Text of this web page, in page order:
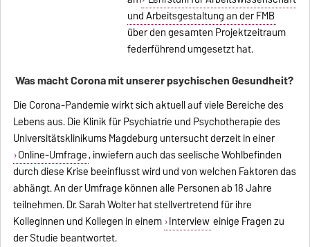
und Arbeitsgestaltung an der FMB
über den gesamten Projektzeitraum
federführend umgesetzt hat.
Was macht Corona mit unserer psychischen Gesundheit?
Die Corona-Pandemie wirkt sich aktuell auf viele Bereiche des
Lebens aus. Die Klinik für Psychiatrie und Psychotherapie des
Universitätsklinikums Magdeburg untersucht derzeit in einer
Online-Umfrage, inwiefern auch das seelische Wohlbefinden
durch diese Krise beeinflusst wird und von welchen Faktoren das
abhängt. An der Umfrage können alle Personen ab 18 Jahre
teilnehmen.Dr. Sarah Wolter hat stellvertretend für ihre
Kolleginnen und Kollegen in einem Interview einige Fragen zu
der Studie beantwortet.